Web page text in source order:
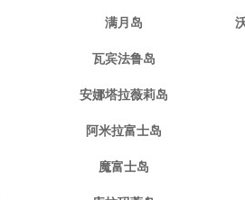
满月岛
瓦宾法鲁岛
安娜塔拉薇莉岛
阿米拉富士岛
魔富士岛